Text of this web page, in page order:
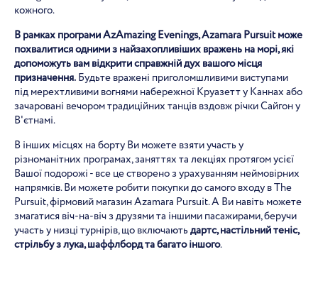
кожного.
В рамках програми AzAmazing Evenings, Azamara Pursuit може
похвалитися одними з найзахопливіших вражень на морі, які
допоможуть вам відкрити справжній дух вашого місця
призначення.Будьте вражені приголомшливими виступами
під мерехтливими вогнями набережної Круазетт у Каннах або
зачаровані вечором традиційних танців вздовж річки Сайгон у
В'єтнамі.
В інших місцях на борту Ви можете взяти участь у
різноманітних програмах, заняттях та лекціях протягом усієї
Вашої подорожі - все це створено з урахуванням неймовірних
напрямків. Ви можете робити покупки до самого входу в The
Pursuit, фірмовий магазин Azamara Pursuit. А Ви навіть можете
змагатися віч-на-віч з друзями та іншими пасажирами, беручи
участь у низці турнірів, що включаютьдартс, настільний теніс,
стрільбу з лука, шаффлборд та багато іншого.